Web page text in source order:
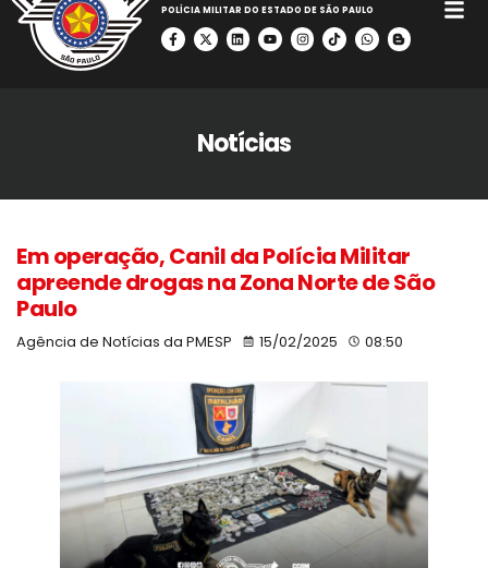
POLÍCIA MILITAR DO ESTADO DE SÃO PAULO
Notícias
Em operação, Canil da Polícia Militar
apreende drogas na Zona Norte de São
Paulo
Agência de Notícias da PMESP 15/02/2025 08:50